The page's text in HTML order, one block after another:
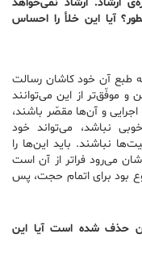
آیا این خلأ را احساس
طبع آن خود کاشان رسالت
و موفّق‌تر از این می‌توانند
و آن‌ها مقصّر باشند،
نباشد، می‌تواند خود
نباشند. باید این‌ها را
می‌رود فراتر از آن است
بود برای اتمام حجت، پس
حذف شده است آیا این